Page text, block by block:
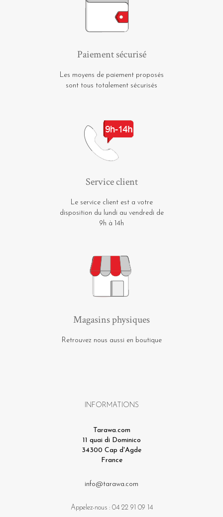
Paiement sécurisé
Les moyens de paiement proposés
sont tous totalement sécurisés
Service client
Le service client est a votre
disposition du lundi au vendredi de
9h à 14h
Magasins physiques
Retrouvez nous aussi en boutique
INFORMATIONS
Tarawa.com
11 quai di Dominico
34300 Cap d'Agde
France
info@tarawa.com
Appelez-nous : 04 22 91 09 14